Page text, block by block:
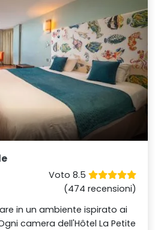
Voto 8.5
(474 recensioni)
in un ambiente ispirato ai
camera dell'Hôtel La Petite